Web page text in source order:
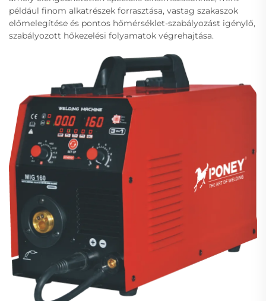
például finom alkatrészek forrasztása, vastag szakaszok
előmelegítése és pontos hőmérséklet-szabályozást igénylő,
szabályozott hőkezelési folyamatok végrehajtása.